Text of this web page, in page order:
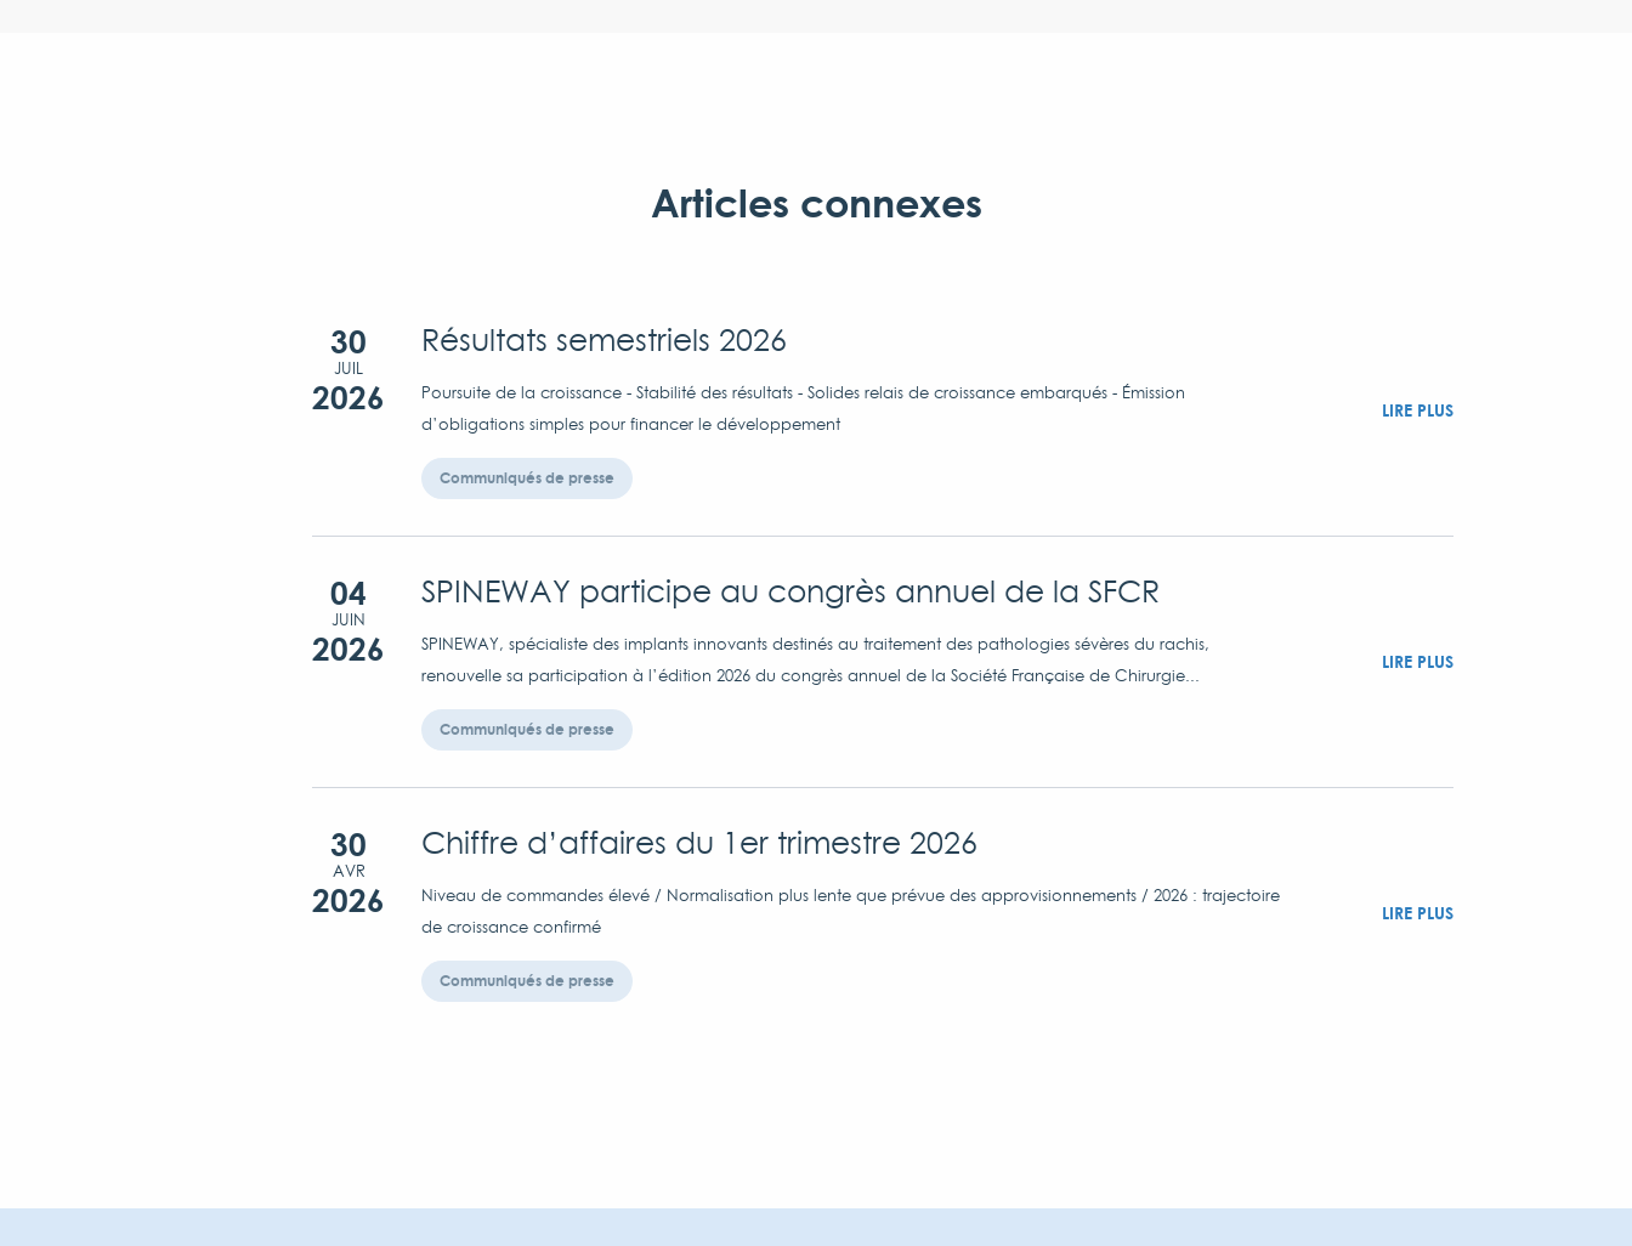
Articles connexes
30
JUIL
2026
Résultats semestriels 2026
Poursuite de la croissance - Stabilité des résultats - Solides relais de croissance embarqués - Émission
d’obligations simples pour financer le développement
Communiqués de presse
LIRE PLUS
04
JUIN
2026
SPINEWAY participe au congrès annuel de la SFCR
SPINEWAY, spécialiste des implants innovants destinés au traitement des pathologies sévères du rachis,
renouvelle sa participation à l’édition 2026 du congrès annuel de la Société Française de Chirurgie...
Communiqués de presse
LIRE PLUS
30
AVR
2026
Chiffre d’affaires du 1er trimestre 2026
Niveau de commandes élevé / Normalisation plus lente que prévue des approvisionnements / 2026 : trajectoire
de croissance confirmé
Communiqués de presse
LIRE PLUS